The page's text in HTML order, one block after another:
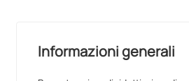
Informazioni generali